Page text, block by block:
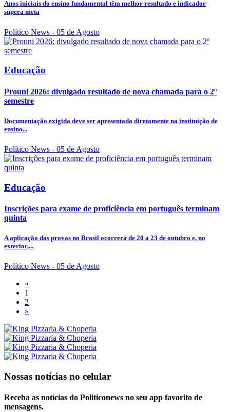
Anos iniciais do ensino fundamental têm melhor resultado e indicador
supera meta
Político News - 05 de Agosto
Educação
Prouni 2026: divulgado resultado de nova chamada para o 2º
semestre
Documentação exigida deve ser apresentada diretamente na instituição de
ensino...
Político News - 05 de Agosto
Educação
Inscrições para exame de proficiência em português terminam
quinta
A aplicação das provas no Brasil ocorrerá de 20 a 23 de outubro e, no
exterior,...
Político News - 05 de Agosto
«
1
2
»
Nossas notícias no celular
Receba as notícias do Politiconews no seu app favorito de
mensagens.